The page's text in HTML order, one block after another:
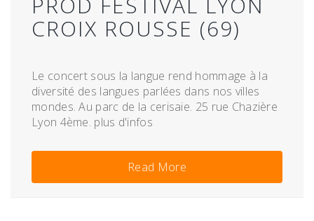
CROIX ROUSSE (69)
Le concert sous la langue rend hommage à la
diversité des langues parlées dans nos villes
mondes. Au parc de la cerisaie. 25 rue Chazière
Lyon 4ème. plus d'infos
Read More